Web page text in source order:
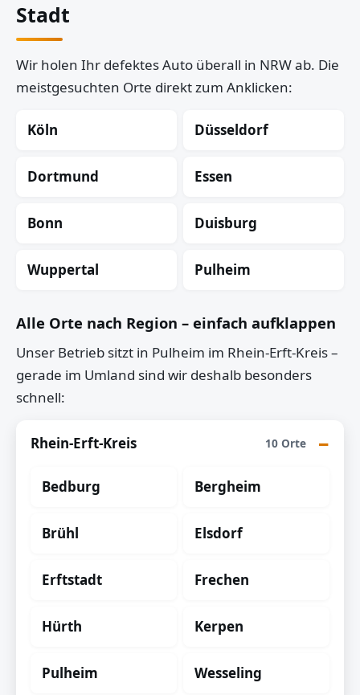
Stadt
Wir holen Ihr defektes Auto überall in NRW ab. Die
meistgesuchten Orte direkt zum Anklicken:
Köln Düsseldorf
Dortmund Essen
Bonn Duisburg
Wuppertal Pulheim
Alle Orte nach Region – einfach aufklappen
Unser Betrieb sitzt in Pulheim im Rhein-Erft-Kreis –
gerade im Umland sind wir deshalb besonders
schnell:
Rhein-Erft-Kreis 10 Orte
Bedburg Bergheim
Brühl Elsdorf
Erftstadt Frechen
Hürth Kerpen
Pulheim Wesseling